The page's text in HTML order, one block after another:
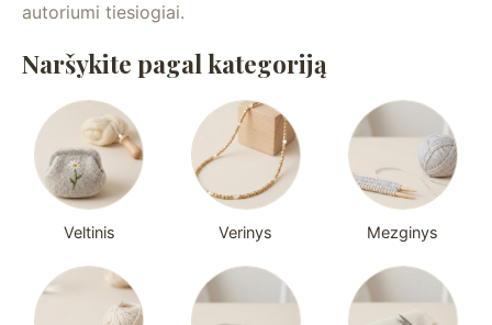
autoriumi tiesiogiai.
Naršykite pagal kategoriją
Veltinis Verinys Mezginys